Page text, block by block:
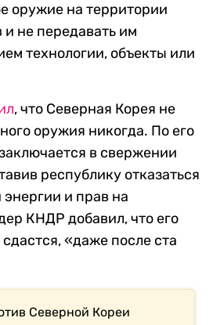
оружие на территории
и не передавать им
технологии, объекты или
, что Северная Корея не
оружия никогда. По его
в свержении
республику отказаться
и прав на
КНДР добавил, что его
«даже после ста
Северной Кореи